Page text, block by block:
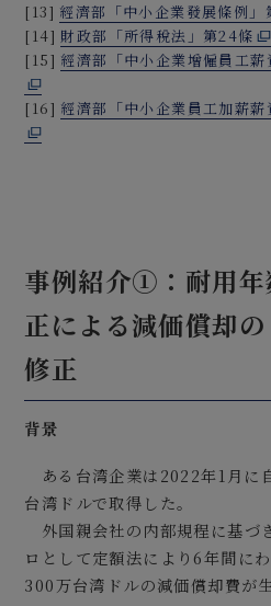
[13] 經濟部「中小企業發展條例」
[14] 財政部「所得稅法」第24條
[15] 經濟部「中小企業增僱員工
[16] 經濟部「中小企業員工加薪
事例紹介①：耐用年
正による減価償却の
修正
背景
ある台湾企業は2022年1月に
台湾ドルで取得した。
外国親会社の内部規程に基づ
ロとして定額法により6年間に
300万台湾ドルの減価償却費が生